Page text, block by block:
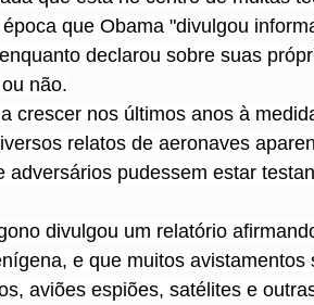
que Obama "divulgou
declarou sobre suas
não.
crescer nos últimos anos à
relatos de aeronaves
adversários pudessem estar
divulgou um relatório
e que muitos
aviões espiões, satélites e